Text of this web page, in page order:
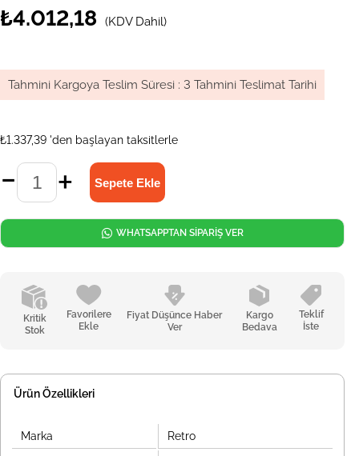
₺4.012,18 (KDV Dahil)
Tahmini Kargoya Teslim Süresi : 3 Tahmini Teslimat Tarihi
₺1.337,39 'den başlayan taksitlerle
Kritik
Stok
Favorilere
Ekle
Fiyat Düşünce Haber
Ver
Kargo
Bedava
Teklif
İste
WHATSAPPTAN SİPARİŞ VER
Ürün Özellikleri
Marka Retro